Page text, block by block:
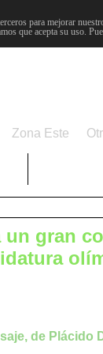
para mejorar
que acepta su uso.
Zona Este
un gran
de Plácido